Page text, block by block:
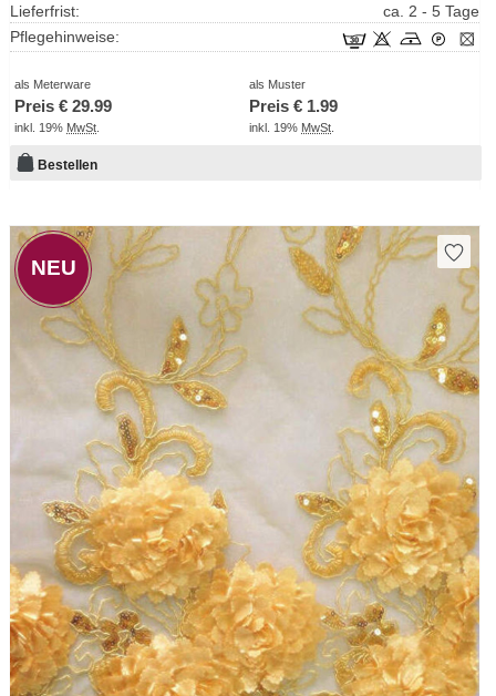
Lieferfrist:
ca. 2 - 5 Tage
Pflegehinweise:
als Meterware
Preis € 29.99
inkl. 19% MwSt
als Muster
Preis € 1.99
inkl. 19% MwSt
Bestellen
NEU